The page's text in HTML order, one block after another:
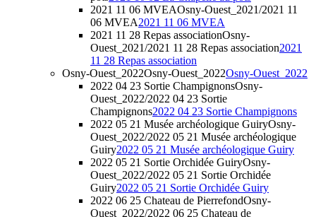
2021 11 06 MVEAOsny-Ouest_2021/2021 11
06 MVEA2021 11 06 MVEA
2021 11 28 Repas associationOsny-
Ouest_2021/2021 11 28 Repas association2021
11 28 Repas association
Osny-Ouest_2022Osny-Ouest_2022Osny-Ouest_2022
2022 04 23 Sortie ChampignonsOsny-
Ouest_2022/2022 04 23 Sortie
Champignons2022 04 23 Sortie Champignons
2022 05 21 Musée archéologique GuiryOsny-
Ouest_2022/2022 05 21 Musée archéologique
Guiry2022 05 21 Musée archéologique Guiry
2022 05 21 Sortie Orchidée GuiryOsny-
Ouest_2022/2022 05 21 Sortie Orchidée
Guiry2022 05 21 Sortie Orchidée Guiry
2022 06 25 Chateau de PierrefondOsny-
Ouest_2022/2022 06 25 Chateau de